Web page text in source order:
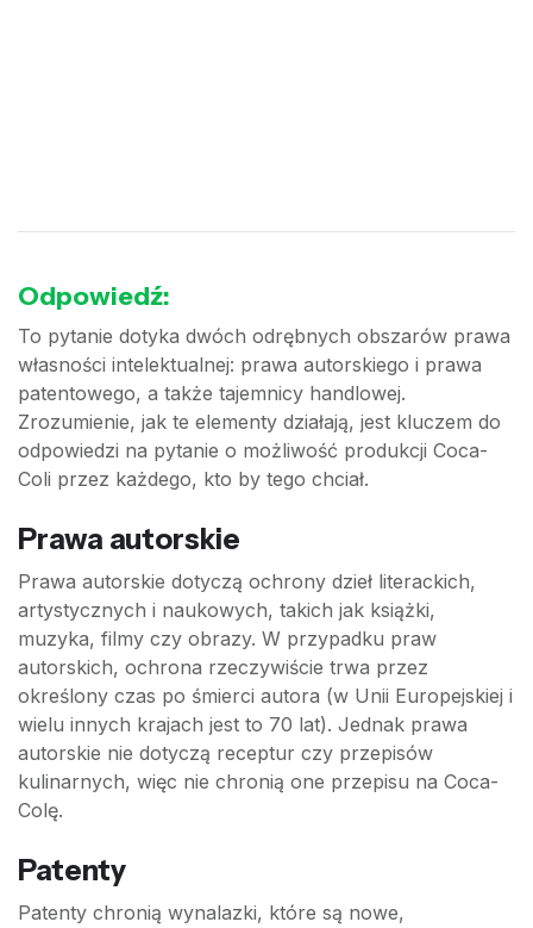
Odpowiedź:
To pytanie dotyka dwóch odrębnych obszarów prawa
własności intelektualnej: prawa autorskiego i prawa
patentowego, a także tajemnicy handlowej.
Zrozumienie, jak te elementy działają, jest kluczem do
odpowiedzi na pytanie o możliwość produkcji Coca-
Coli przez każdego, kto by tego chciał.
Prawa autorskie
Prawa autorskie dotyczą ochrony dzieł literackich,
artystycznych i naukowych, takich jak książki,
muzyka, filmy czy obrazy. W przypadku praw
autorskich, ochrona rzeczywiście trwa przez
określony czas po śmierci autora (w Unii Europejskiej i
wielu innych krajach jest to 70 lat). Jednak prawa
autorskie nie dotyczą receptur czy przepisów
kulinarnych, więc nie chronią one przepisu na Coca-
Colę.
Patenty
Patenty chronią wynalazki, które są nowe,